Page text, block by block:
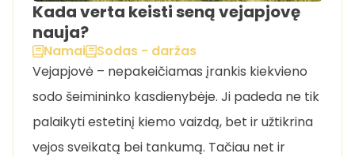
Kada verta keisti seną vejapjovę
nauja?
Namai
Sodas - daržas
Vejapjovė – nepakeičiamas įrankis kiekvieno
sodo šeimininko kasdienybėje. Ji padeda ne tik
palaikyti estetinį kiemo vaizdą, bet ir užtikrina
vejos sveikatą bei tankumą. Tačiau net ir